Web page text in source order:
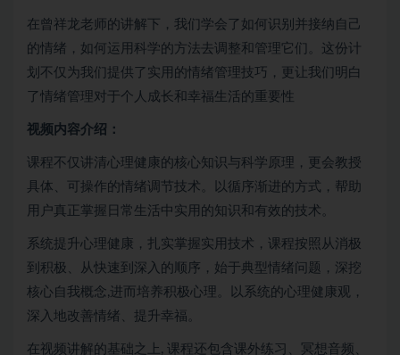
在曾祥龙老师的讲解下，我们学会了如何识别并接纳自己
的情绪，如何运用科学的方法去调整和管理它们。这份计
划不仅为我们提供了实用的情绪管理技巧，更让我们明白
了情绪管理对于个人成长和幸福生活的重要性
视频内容介绍：
课程不仅讲清心理健康的核心知识与科学原理，更会教授
具体、可操作的情绪调节技术。以循序渐进的方式，帮助
用户真正掌握日常生活中实用的知识和有效的技术。
系统提升心理健康，扎实掌握实用技术，课程按照从消极
到积极、从快速到深入的顺序，始于典型情绪问题，深挖
核心自我概念,进而培养积极心理。以系统的心理健康观，
深入地改善情绪、提升幸福。
在视频讲解的基础之上, 课程还包含课外练习、冥想音频、